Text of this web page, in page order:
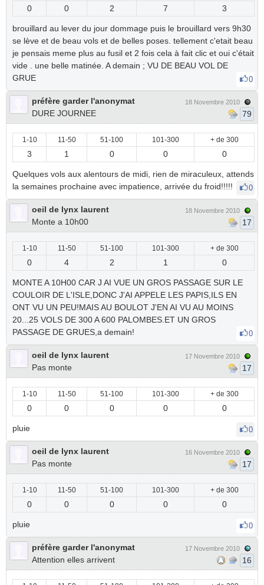
0 0 2 7 3
brouillard au lever du jour dommage puis le brouillard vers 9h30
se lève et de beau vols et de belles poses. tellement c'etait beau
je pensais meme plus au fusil et 2 fois cela à fait clic et oui c'était
vide . une belle matinée. A demain ; VU DE BEAU VOL DE
GRUE
0
préfère garder l'anonymat
DURE JOURNEE
18 Novembre 2010
79
1-10 11-50 51-100 101-300 + de 300
3 1 0 0 0
Quelques vols aux alentours de midi, rien de miraculeux, attends
la semaines prochaine avec impatience, arrivée du froid!!!!!
0
oeil de lynx laurent
Monte a 10h00
18 Novembre 2010
17
1-10 11-50 51-100 101-300 + de 300
0 4 2 1 0
MONTE A 10H00 CAR J AI VUE UN GROS PASSAGE SUR LE
COULOIR DE L'ISLE,DONC J'AI APPELE LES PAPIS,ILS EN
ONT VU UN PEU!MAIS AU BOULOT J'EN AI VU AU MOINS
20...25 VOLS DE 300 A 600 PALOMBES.ET UN GROS
PASSAGE DE GRUES,a demain!
0
oeil de lynx laurent
Pas monte
17 Novembre 2010
17
1-10 11-50 51-100 101-300 + de 300
0 0 0 0 0
pluie 0
oeil de lynx laurent
Pas monte
16 Novembre 2010
17
1-10 11-50 51-100 101-300 + de 300
0 0 0 0 0
pluie 0
préfère garder l'anonymat
Attention elles arrivent
17 Novembre 2010
16